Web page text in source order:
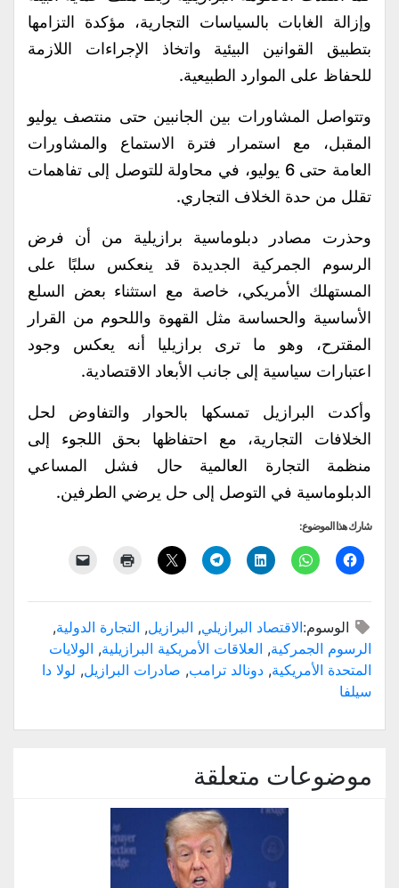
وإزالة الغابات بالسياسات التجارية، مؤكدة التزامها
بتطبيق القوانين البيئية واتخاذ الإجراءات اللازمة
للحفاظ على الموارد الطبيعية.
وتتواصل المشاورات بين الجانبين حتى منتصف يوليو
المقبل، مع استمرار فترة الاستماع والمشاورات
العامة حتى 6 يوليو، في محاولة للتوصل إلى تفاهمات
تقلل من حدة الخلاف التجاري.
وحذرت مصادر دبلوماسية برازيلية من أن فرض
الرسوم الجمركية الجديدة قد ينعكس سلبًا على
المستهلك الأمريكي، خاصة مع استثناء بعض السلع
الأساسية والحساسة مثل القهوة واللحوم من القرار
المقترح، وهو ما ترى برازيليا أنه يعكس وجود
اعتبارات سياسية إلى جانب الأبعاد الاقتصادية.
وأكدت البرازيل تمسكها بالحوار والتفاوض لحل
الخلافات التجارية، مع احتفاظها بحق اللجوء إلى
منظمة التجارة العالمية حال فشل المساعي
الدبلوماسية في التوصل إلى حل يرضي الطرفين.
شارك هذا الموضوع:
الوسوم:الاقتصاد البرازيلي, البرازيل, التجارة الدولية,
الرسوم الجمركية, العلاقات الأمريكية البرازيلية, الولايات
المتحدة الأمريكية, دونالد ترامب, صادرات البرازيل, لولا دا
سيلفا
موضوعات متعلقة